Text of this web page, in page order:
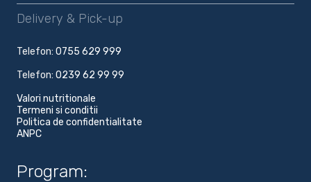
Delivery & Pick-up
Telefon:0755 629 999
Telefon:0239 62 99 99
Valori nutritionale
Termeni si conditii
Politica de confidentialitate
ANPC
Program: